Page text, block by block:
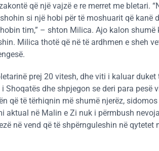
që një vajzë e re merret me bletari.
si një hobi për të moshuarit që kanë
tim,” – shton Milica. Ajo kalon
Milica thotë që në të ardhmen e sheh
prej 20 vitesh, dhe viti i kaluar
i Shoqatës dhe shpjegon se deri para
që të tërhiqnin më shumë njerëz,
aktual në Malin e Zi nuk i përmbush
në vend që të shpërnguleshin në qytetet